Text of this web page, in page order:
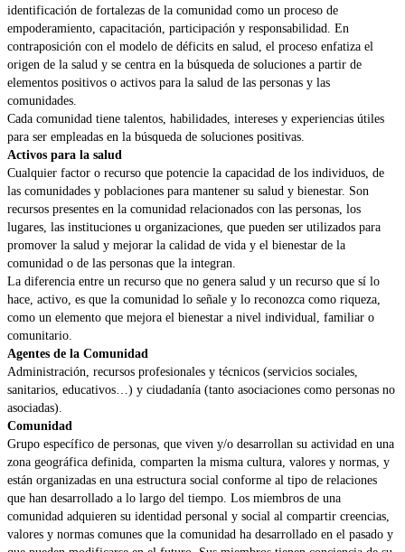
identificación de fortalezas de la comunidad como un proceso de
empoderamiento, capacitación, participación y responsabilidad. En
contraposición con el modelo de déficits en salud, el proceso enfatiza el
origen de la salud y se centra en la búsqueda de soluciones a partir de
elementos positivos o activos para la salud de las personas y las
comunidades.
Cada comunidad tiene talentos, habilidades, intereses y experiencias útiles
para ser empleadas en la búsqueda de soluciones positivas.
Activos para la salud
Cualquier factor o recurso que potencie la capacidad de los individuos, de
las comunidades y poblaciones para mantener su salud y bienestar. Son
recursos presentes en la comunidad relacionados con las personas, los
lugares, las instituciones u organizaciones, que pueden ser utilizados para
promover la salud y mejorar la calidad de vida y el bienestar de la
comunidad o de las personas que la integran.
La diferencia entre un recurso que no genera salud y un recurso que sí lo
hace, activo, es que la comunidad lo señale y lo reconozca como riqueza,
como un elemento que mejora el bienestar a nivel individual, familiar o
comunitario.
Agentes de la Comunidad
Administración, recursos profesionales y técnicos (servicios sociales,
sanitarios, educativos…) y ciudadanía (tanto asociaciones como personas no
asociadas).
Comunidad
Grupo específico de personas, que viven y/o desarrollan su actividad en una
zona geográfica definida, comparten la misma cultura, valores y normas, y
están organizadas en una estructura social conforme al tipo de relaciones
que han desarrollado a lo largo del tiempo. Los miembros de una
comunidad adquieren su identidad personal y social al compartir creencias,
valores y normas comunes que la comunidad ha desarrollado en el pasado y